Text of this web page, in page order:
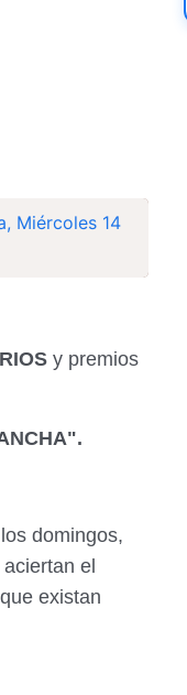
Miércoles 14
y premios
domingos,
el
existan